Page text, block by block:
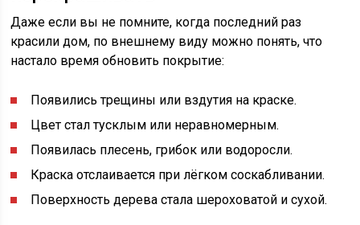
Даже если вы не помните, когда последний раз
красили дом, по внешнему виду можно понять, что
настало время обновить покрытие:
Появились трещины или вздутия на краске.
Цвет стал тусклым или неравномерным.
Появилась плесень, грибок или водоросли.
Краска отслаивается при лёгком соскабливании.
Поверхность дерева стала шероховатой и сухой.